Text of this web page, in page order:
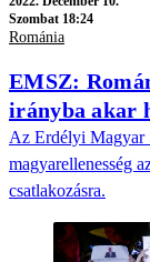
Szombat 18:24
Románia
EMSZ:
irányba akar
Az Erdélyi Magyar
magyarellenesség
csatlakozásra.